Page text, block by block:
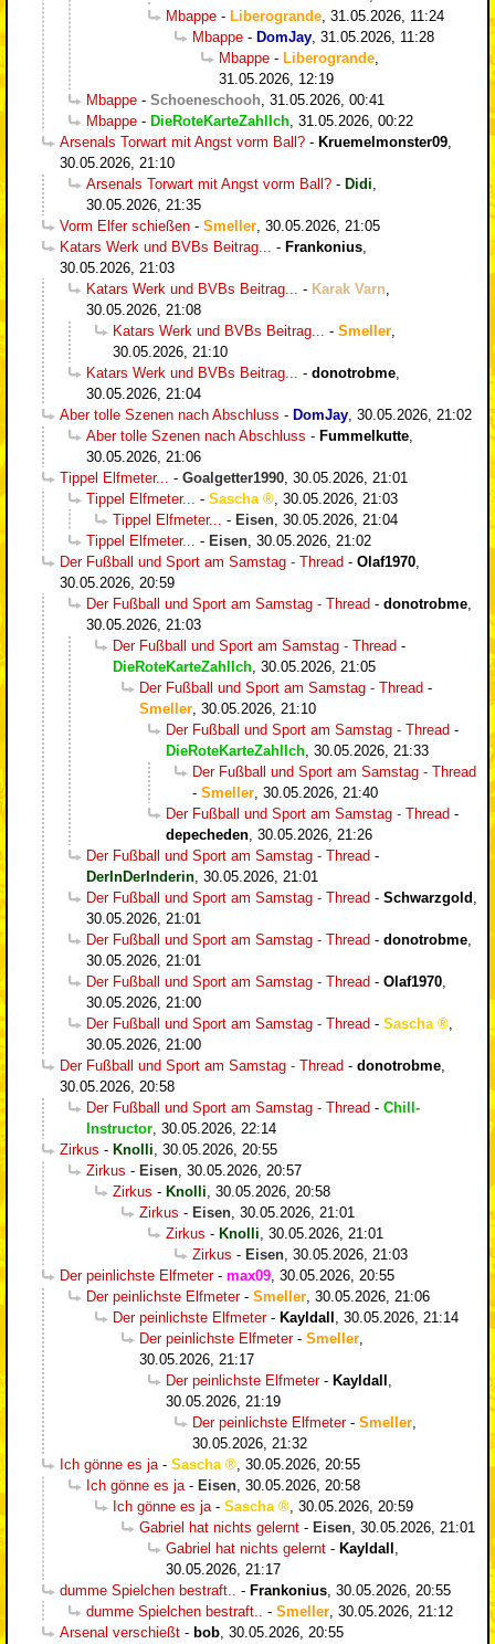
Mbappe - Liberogrande 31.05.2026, 11:24
Mbappe - DomJay 31.05.2026, 11:28
Mbappe - Liberogrande
31.05.2026, 12:19
Mbappe - Schoeneschooh 31.05.2026, 00:41
Mbappe - DieRoteKarteZahlIch 31.05.2026, 00:22
Arsenals Torwart mit Angst vorm Ball? - Kruemelmonster09
30.05.2026, 21:10
Arsenals Torwart mit Angst vorm Ball? - Didi
30.05.2026, 21:35
Vorm Elfer schießen - Smeller 30.05.2026, 21:05
Katars Werk und BVBs Beitrag...
- Frankonius
30.05.2026, 21:03
Katars Werk und BVBs Beitrag...
- Karak Varn
30.05.2026, 21:08
Katars Werk und BVBs Beitrag...
- Smeller
30.05.2026, 21:10
Katars Werk und BVBs Beitrag...
- donotrobme
30.05.2026, 21:04
Aber tolle Szenen nach Abschluss - DomJay 30.05.2026, 21:02
Aber tolle Szenen nach Abschluss - Fummelkutte
30.05.2026, 21:06
Tippel Elfmeter...
- Goalgetter1990 30.05.2026, 21:01
Tippel Elfmeter...
- Sascha
30.05.2026, 21:03
Tippel Elfmeter...
- Eisen 30.05.2026, 21:04
Tippel Elfmeter...
- Eisen 30.05.2026, 21:02
Der Fußball und Sport am Samstag - Thread - Olaf1970
30.05.2026, 20:59
Der Fußball und Sport am Samstag - Thread - donotrobme
30.05.2026, 21:03
Der Fußball und Sport am Samstag - Thread -
DieRoteKarteZahlIch 30.05.2026, 21:05
Der Fußball und Sport am Samstag - Thread -
Smeller 30.05.2026, 21:10
Der Fußball und Sport am Samstag - Thread -
DieRoteKarteZahlIch 30.05.2026, 21:33
Der Fußball und Sport am Samstag - Thread
- Smeller 30.05.2026, 21:40
Der Fußball und Sport am Samstag - Thread -
depecheden 30.05.2026, 21:26
Der Fußball und Sport am Samstag - Thread -
DerInDerInderin 30.05.2026, 21:01
Der Fußball und Sport am Samstag - Thread - Schwarzgold
30.05.2026, 21:01
Der Fußball und Sport am Samstag - Thread - donotrobme
30.05.2026, 21:01
Der Fußball und Sport am Samstag - Thread - Olaf1970
30.05.2026, 21:00
Der Fußball und Sport am Samstag - Thread - Sascha
30.05.2026, 21:00
Der Fußball und Sport am Samstag - Thread - donotrobme
30.05.2026, 20:58
Der Fußball und Sport am Samstag - Thread - Chill-
Instructor 30.05.2026, 22:14
Zirkus - Knolli 30.05.2026, 20:55
Zirkus - Eisen 30.05.2026, 20:57
Zirkus - Knolli 30.05.2026, 20:58
Zirkus - Eisen 30.05.2026, 21:01
Zirkus - Knolli 30.05.2026, 21:01
Zirkus - Eisen 30.05.2026, 21:03
Der peinlichste Elfmeter- max09 30.05.2026, 20:55
Der peinlichste Elfmeter- Smeller 30.05.2026, 21:06
Der peinlichste Elfmeter- Kayldall
30.05.2026, 21:14
Der peinlichste Elfmeter- Smeller
30.05.2026, 21:17
Der peinlichste Elfmeter- Kayldall
30.05.2026, 21:19
Der peinlichste Elfmeter- Smeller
30.05.2026, 21:32
Ich gönne es ja - Sascha
30.05.2026, 20:55
Ich gönne es ja - Eisen 30.05.2026, 20:58
Ich gönne es ja - Sascha
30.05.2026, 20:59
Gabriel hat nichts gelernt - Eisen 30.05.2026, 21:01
Gabriel hat nichts gelernt - Kayldall
30.05.2026, 21:17
dumme Spielchen bestraft..
- Frankonius 30.05.2026, 20:55
dumme Spielchen bestraft..
- Smeller 30.05.2026, 21:12
Arsenal verschießt - bob 30.05.2026, 20:55